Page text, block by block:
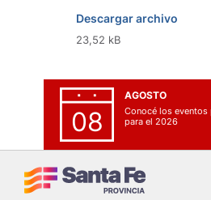
Descargar archivo
23,52 kB
08
AGOSTO
Conocé los
para el 2026